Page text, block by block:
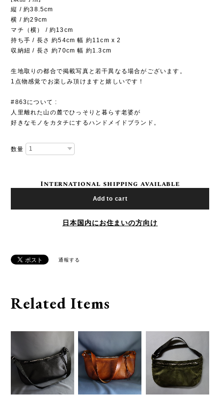
縦 / 約38.5cm
横 / 約29cm
マチ（横） / 約13cm
持ち手 / 長さ 約54cm 幅 約11cm x 2
収納紐 / 長さ 約70cm 幅 約1.3cm
生地取りの都合で掲載写真と若干異なる場合がございます。
1点物感覚でお楽しみ頂けますと嬉しいです！
#863について :
人里離れた山の麓でひっそりと暮らす老婆が
好きなモノをカタチにするハンドメイドブランド。
数量
International shipping available
Add to cart
日本国内にお住まいの方向け
通報する
Related Items